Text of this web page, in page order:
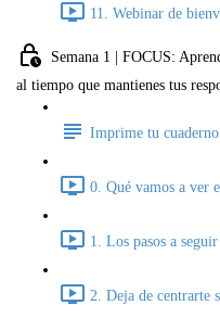
11. Webinar de
Semana 1 | FOCUS:
al tiempo que mantienes tus
Imprime tu
0. Qué vamos a ver
1. Los pasos a
2. Deja de centrarte